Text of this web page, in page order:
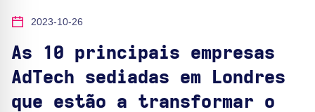
2023-10-26
As 10 principais empresas
AdTech sediadas em Londres
que estão a transformar o